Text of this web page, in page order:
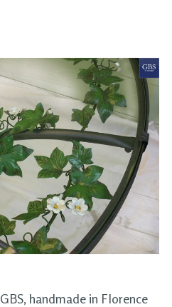
GBS, handmade in Florence